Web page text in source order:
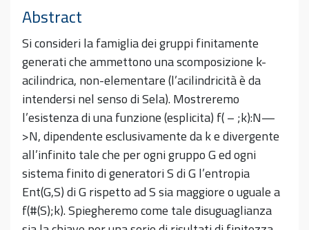
Abstract
Si consideri la famiglia dei gruppi finitamente
generati che ammettono una scomposizione k-
acilindrica, non-elementare (l’acilindricità è da
intendersi nel senso di Sela). Mostreremo
l’esistenza di una funzione (esplicita) f( – ;k):N—
>N, dipendente esclusivamente da k e divergente
all’infinito tale che per ogni gruppo G ed ogni
sistema finito di generatori S di G l’entropia
Ent(G,S) di G rispetto ad S sia maggiore o uguale a
f(#(S);k). Spiegheremo come tale disuguaglianza